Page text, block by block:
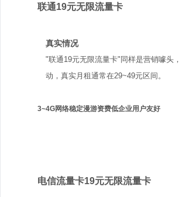
联通19元无限流量卡
真实情况
"联通19元无限流量卡"同样是营销噱头，
动，真实月租通常在29~49元区间。
3~4G网络稳定漫游资费低企业用户友好
电信流量卡19元无限流量卡